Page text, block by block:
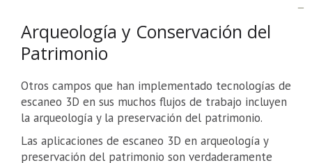
Arqueología y Conservación del
Patrimonio
Otros campos que han implementado tecnologías de
escaneo 3D en sus muchos flujos de trabajo incluyen
la arqueología y la preservación del patrimonio.
Las aplicaciones de escaneo 3D en arqueología y
preservación del patrimonio son verdaderamente